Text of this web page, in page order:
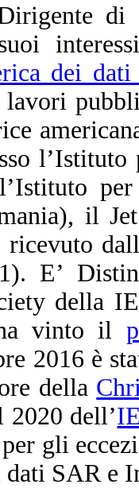
di
dei
l’Istituto
il
ricevuto
E’
della
vinto il
2016 è
della
2020 dell’
per gli
dati SAR e